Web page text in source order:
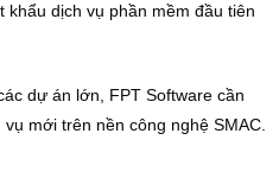
dịch vụ phần mềm đầu tiên
dự án lớn, FPT Software cần
mới trên nền công nghệ SMAC.